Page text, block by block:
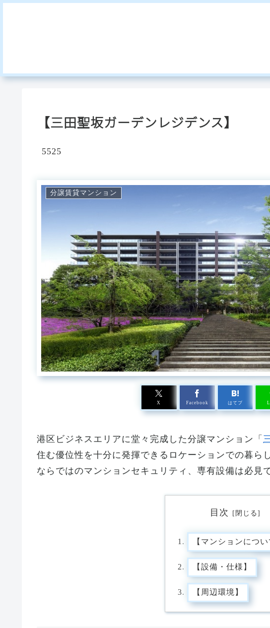
【三田聖坂ガーデンレジデンス】
5525
分譲賃貸マンション
X Facebook はてブ
港区ビジネスエリアに堂々完成した分譲マンション「
住む優位性を十分に発揮できるロケーションでの暮ら
ならではのマンションセキュリティ、専有設備は必見で
目次
【マンションについ
【設備・仕様】
【周辺環境】